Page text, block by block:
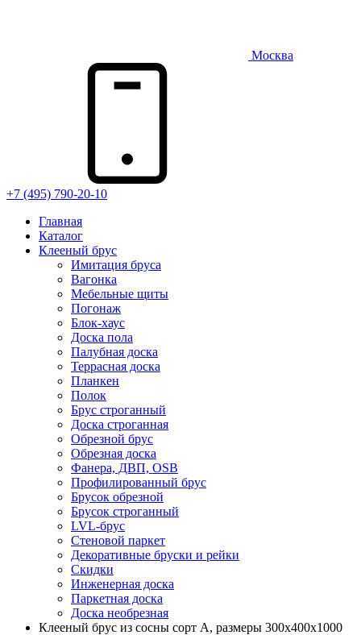
Москва
+7 (495) 790-20-10
Главная
Каталог
Клееный брус
Имитация бруса
Вагонка
Мебельные щиты
Погонаж
Блок-хаус
Доска пола
Палубная доска
Террасная доска
Планкен
Полок
Брус строганный
Доска строганная
Обрезной брус
Обрезная доска
Фанера, ДВП, OSB
Профилированный брус
Брусок обрезной
Брусок строганный
LVL-брус
Стеновой паркет
Декоративные бруски и рейки
Скидки
Инженерная доска
Паркетная доска
Доска необрезная
Клееный брус из сосны сорт А, размеры 300х400х1000